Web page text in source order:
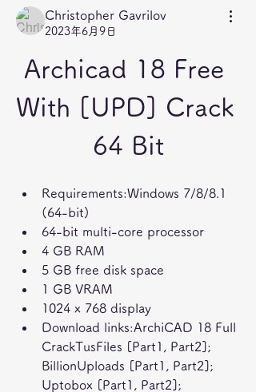
Christopher Gavrilov
2023年6月9日
Archicad 18 Free
With [UPD] Crack
64 Bit
Requirements:Windows 7/8/8.1
(64-bit)
64-bit multi-core processor
4 GB RAM
5 GB free disk space
1 GB VRAM
1024 x 768 display
Download links:ArchiCAD 18 Full
CrackTusFiles [Part1, Part2];
BillionUploads [Part1, Part2];
Uptobox [Part1, Part2];